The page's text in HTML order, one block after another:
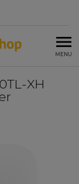
MENU
XH